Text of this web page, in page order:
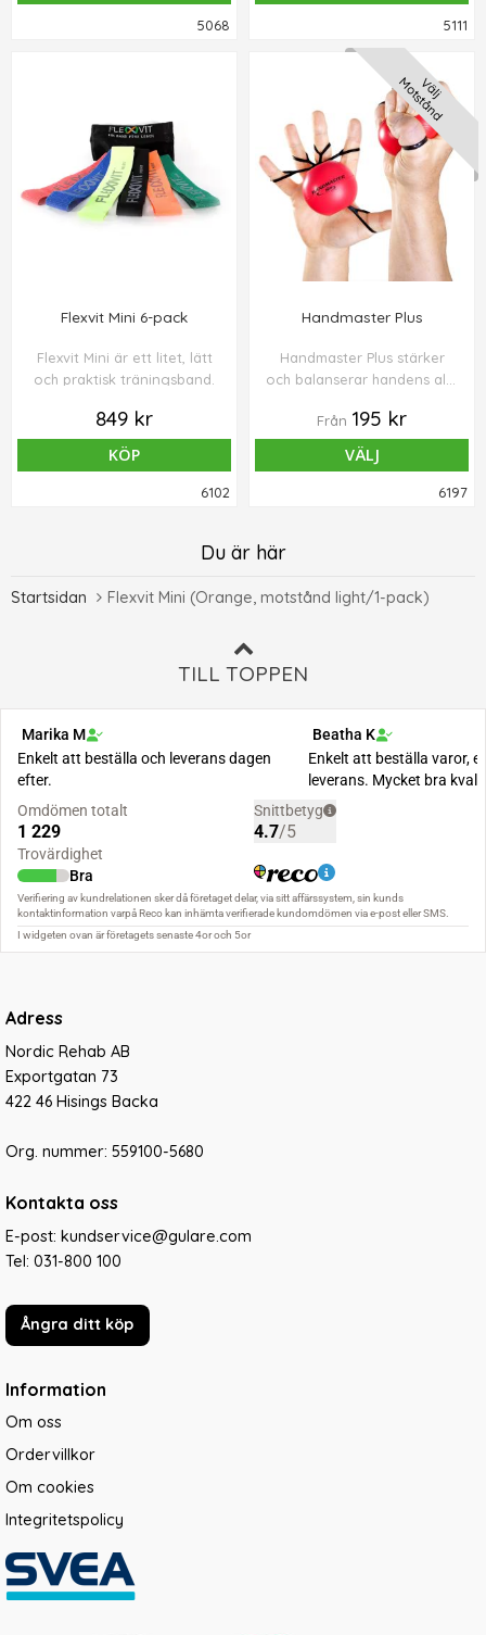
5068 5111
Flexvit Mini 6-pack
Flexvit Mini är ett litet, lätt
och praktisk träningsband.
849 kr
KÖP
6102
Välj
Motstånd
Handmaster Plus
Handmaster Plus stärker
och balanserar handens alla
stänger handen utan även
extensorerna som öppnar
och spretar med fingrarna.
Från 195 kr
VÄLJ
6197
Du är här
Startsidan Flexvit Mini (Orange, motstånd light/1-pack)
TILL TOPPEN
Adress
Nordic Rehab AB
Exportgatan 73
422 46 Hisings Backa
Org. nummer: 559100-5680
Kontakta oss
E-post: kundservice@gulare.com
Tel: 031-800 100
Ångra ditt köp
Information
Om oss
Ordervillkor
Om cookies
Integritetspolicy